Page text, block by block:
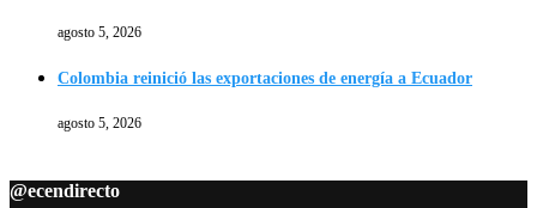
agosto 5, 2026
Colombia reinició las exportaciones de energía a Ecuador
agosto 5, 2026
@ecendirecto